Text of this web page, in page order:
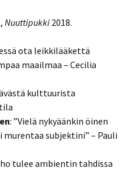
, Nuuttipukki 2018.
ota leikkilääkettä
maailmaa – Cecilia
kulttuurista
: ”Vielä nykyäänkin öinen
subjektini” – Pauli
tulee ambientin tahdissa